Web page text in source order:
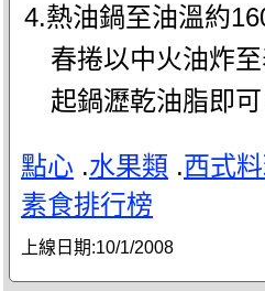
4.熱油鍋至油溫約
春捲以中火油炸
起鍋瀝乾油脂即可
點心 .水果類 .西式
素食排行榜
上線日期:10/1/2008